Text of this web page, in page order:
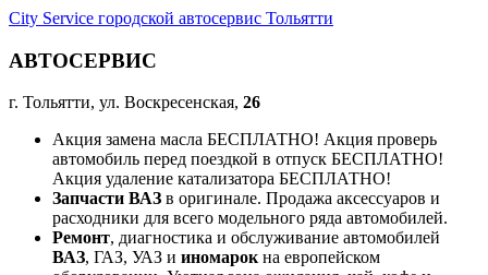
City Service городской автосервис Тольятти
АВТОСЕРВИС
г. Тольятти, ул. Воскресенская, 26
Акция замена масла БЕСПЛАТНО! Акция проверь
автомобиль перед поездкой в отпуск БЕСПЛАТНО!
Акция удаление катализатора БЕСПЛАТНО!
Запчасти ВАЗ в оригинале. Продажа аксессуаров и
расходники для всего модельного ряда автомобилей.
Ремонт, диагностика и обслуживание автомобилей
ВАЗ, ГАЗ, УАЗ и иномарокна европейском